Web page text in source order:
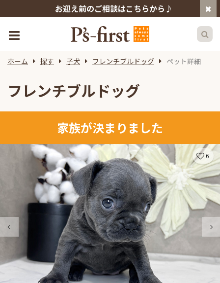
お迎え前のご相談はこちらから♪
ホーム 探す 子犬 フレンチブルドッグ ペット詳細
フレンチブルドッグ
家族が決まりました
6